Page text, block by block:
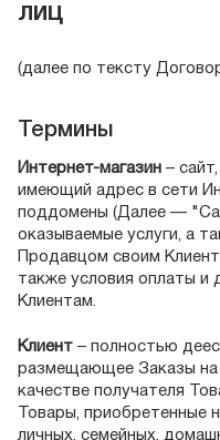
лиц
(далее по тексту
Термины
Интернет-магазин –
имеющий адрес в сети
поддомены (Далее —
оказываемые услуги, а
Продавцом своим
также условия оплаты и
Клиентам.
Клиент – полностью
размещающее Заказы на
качестве получателя
Товары, приобретенные
личных, семейных,